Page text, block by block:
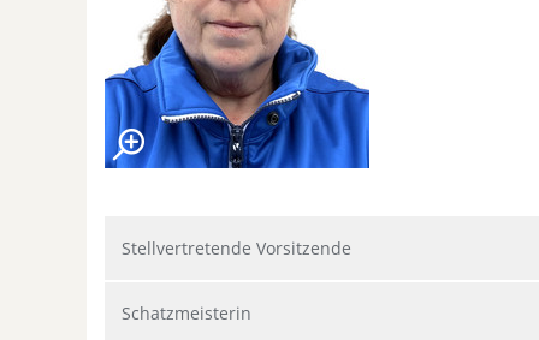
Stellvertretende Vorsitzende
Schatzmeisterin